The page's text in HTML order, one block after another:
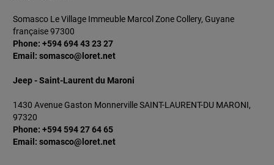
Somasco Le Village Immeuble Marcol Zone Collery, Guyane
française 97300
Phone: +594 694 43 23 27
Email: somasco@loret.net
Jeep - Saint-Laurent du Maroni
1430 Avenue Gaston Monnerville SAINT-LAURENT-DU MARONI,
97320
Phone: +594594 27 64 65
Email: somasco@loret.net